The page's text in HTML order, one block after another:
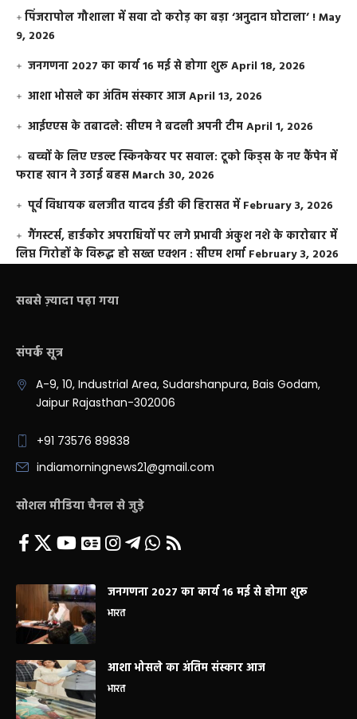
​पिंजरापोल गौशाला में सवा दो करोड़ का बड़ा ‘अनुदान घोटाला’ !May
9, 2026
जनगणना 2027 का कार्य 16 मई से होगा शुरूApril 18, 2026
आशा भोसले का अंतिम संस्कार आजApril 13, 2026
आईएएस के तबादले: सीएम ने बदली अपनी टीमApril 1, 2026
बच्चों के लिए एडल्ट स्किनकेयर पर सवाल: टूको किड्स के नए कैंपेन में
फराह खान ने उठाई बहसMarch 30, 2026
पूर्व विधायक बलजीत यादव ईडी की हिरासत में February 3, 2026
गैंगस्टर्स, हार्डकोर अपराधियों पर लगे प्रभावी अंकुश नशे के कारोबार में
लिप्त गिरोहों के विरूद्ध हो सख्त एक्शन : सीएम शर्मा February 3, 2026
सबसे ज़्यादा पढ़ा गया
संपर्क सूत्र
A-9, 10, Industrial Area, Sudarshanpura, Bais Godam,
Jaipur Rajasthan-302006
+91 73576 89838
indiamorningnews21@gmail.com
सोशल मीडिया चैनल से जुड़े
जनगणना 2027 का कार्य 16 मई से होगा शुरू
भारत
आशा भोसले का अंतिम संस्कार आज
भारत